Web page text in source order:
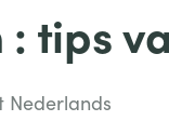
: tips
Nederlands